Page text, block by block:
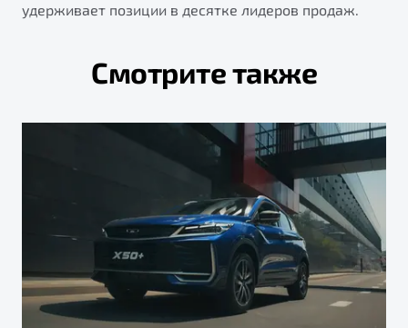
удерживает позиции в десятке лидеров продаж.
Смотрите также